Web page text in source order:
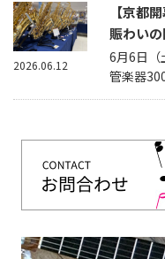
【京都
賑わい
6月6日（
管楽器
2026.06.12